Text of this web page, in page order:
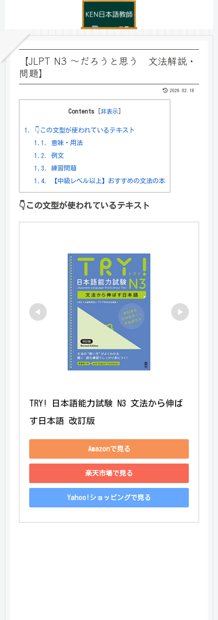
【JLPT N3 ～だろうと思う 文法解説・
問題】
2026.02.18
Contents 非表示
1.
👇この文型が使われているテキスト
1.1.
意味・用法
1.2.
例文
1.3.
練習問題
1.4.
【中級レベル以上】おすすめの文法の本
👇この文型が使われているテキスト
TRY! 日本語能力試験 N3 文法から伸ば
す日本語 改訂版
Amazonで見る
楽天市場で見る
Yahoo!ショッピングで見る